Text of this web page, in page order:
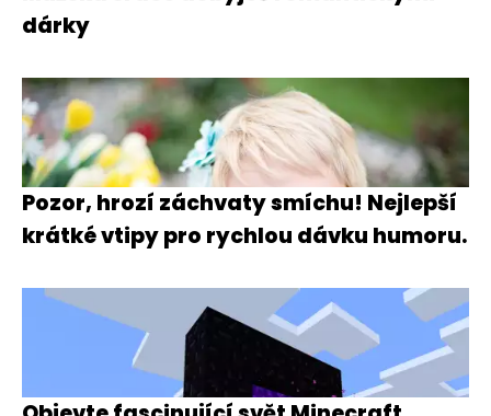
dárky
Pozor, hrozí záchvaty smíchu! Nejlepší
krátké vtipy pro rychlou dávku humoru.